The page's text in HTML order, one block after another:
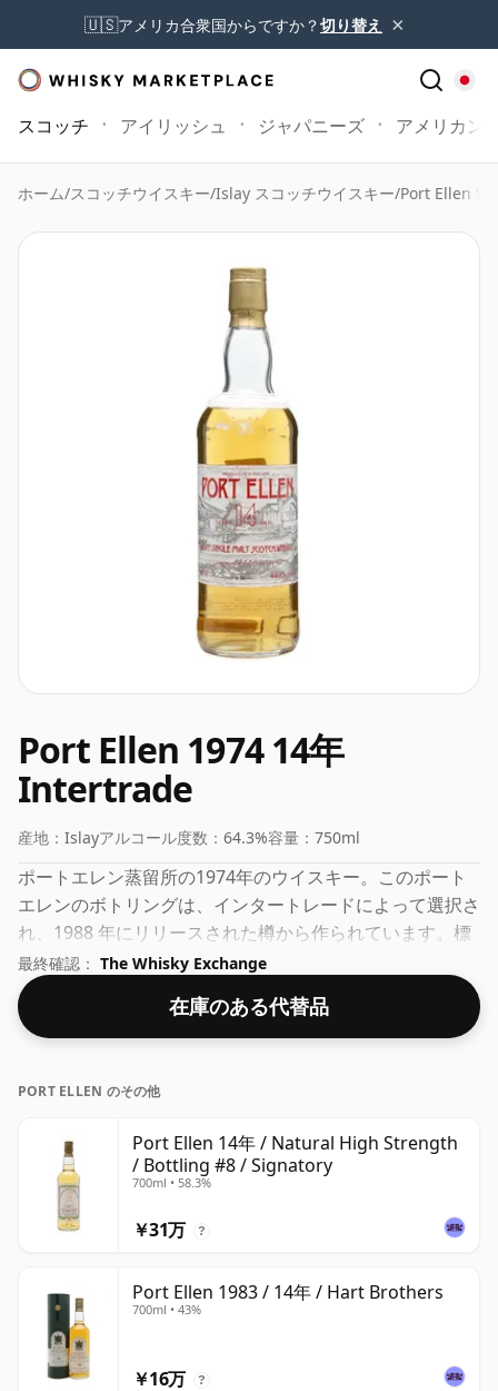
🇺🇸アメリカ合衆国からですか？切り替え ×
スコッチ アイリッシュ ジャパニーズ アメリカン
ホーム/スコッチウイスキー/Islay スコッチウイスキー/Port Ellen
Port Ellen 1974 14年
Intertrade
産地： Islayアルコール度数： 64.3%容量： 750ml
ポートエレン蒸留所の1974年のウイスキー。このポート
エレンのボトリングは、インタートレードによって選択さ
れ、1988 年にリリースされた樽から作られています。標
準的な 75cl ボトルに入っており、標準外の度数 64.3% で
す。
最終確認： The Whisky Exchange
在庫のある代替品
PORT ELLEN のその他
Port Ellen 14年 / Natural High Strength
/ Bottling #8 / Signatory
700ml • 58.3%
￥31万 ?
Port Ellen 1983 / 14年 / Hart Brothers
700ml • 43%
￥16万 ?